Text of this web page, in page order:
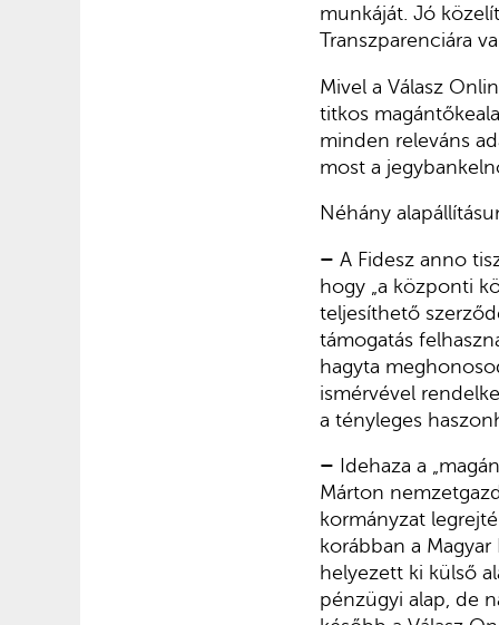
munkáját. Jó
Transzparenciára
Mivel a Válasz
titkos
minden releváns
most a
Néhány
– A Fidesz anno
hogy „a központi
teljesíthető
támogatás
hagyta
ismérvével
a tényleges
– Idehaza a
Márton
kormányzat
korábban a
helyezett ki külső
pénzügyi alap, de